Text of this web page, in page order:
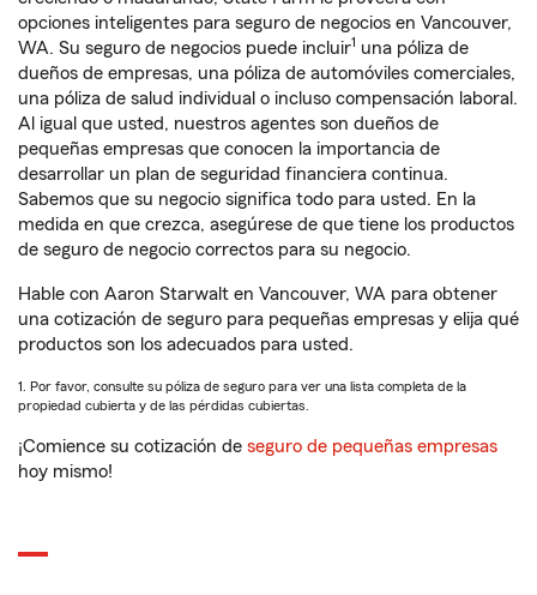
opciones inteligentes para seguro de negocios en Vancouver,
WA. Su seguro de negocios puede incluir1 una póliza de
dueños de empresas, una póliza de automóviles comerciales,
una póliza de salud individual o incluso compensación laboral.
Al igual que usted, nuestros agentes son dueños de
pequeñas empresas que conocen la importancia de
desarrollar un plan de seguridad financiera continua.
Sabemos que su negocio significa todo para usted. En la
medida en que crezca, asegúrese de que tiene los productos
de seguro de negocio correctos para su negocio.
Hable con Aaron Starwalt en Vancouver, WA para obtener
una cotización de seguro para pequeñas empresas y elija qué
productos son los adecuados para usted.
1. Por favor, consulte su póliza de seguro para ver una lista completa de la
propiedad cubierta y de las pérdidas cubiertas.
¡Comience su cotización de seguro de pequeñas empresas
hoy mismo!